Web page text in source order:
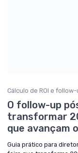
Cálculo de ROI e
O follow-up
transformar
que avançam
Guia prático para